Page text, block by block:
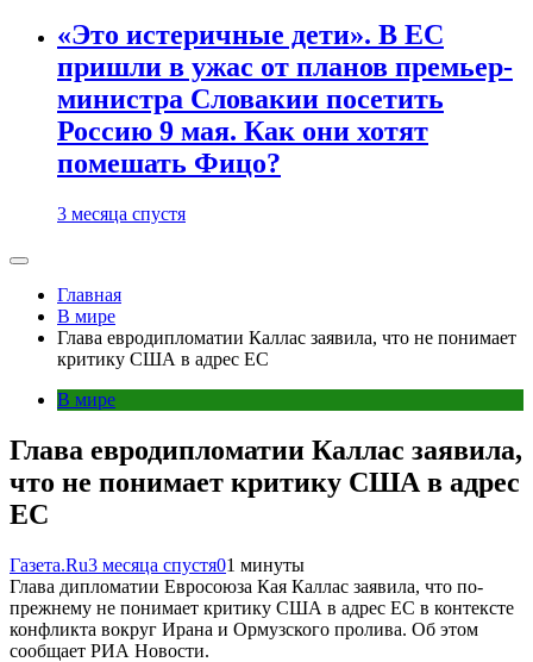
«Это истеричные дети». В ЕС
пришли в ужас от планов премьер-
министра Словакии посетить
Россию 9 мая. Как они хотят
помешать Фицо?
3 месяца спустя
Главная
В мире
Глава евродипломатии Каллас заявила, что не понимает
критику США в адрес ЕС
В мире
Глава евродипломатии Каллас заявила,
что не понимает критику США в адрес
ЕС
Газета.Ru3 месяца спустя01 минуты
Глава дипломатии Евросоюза Кая Каллас заявила, что по-
прежнему не понимает критику США в адрес ЕС в контексте
конфликта вокруг Ирана и Ормузского пролива. Об этом
сообщает РИА Новости.